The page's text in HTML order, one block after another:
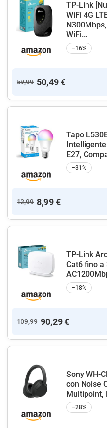
TP-Link
WiFi 4G
WiFi...
−16%
59,99 50,49 €
Tapo
E27,
−31%
12,99 8,99 €
TP-Link
Cat6 fino a
−18%
109,99 90,29 €
Sony WH-
con Noise
Multipoint,
−28%